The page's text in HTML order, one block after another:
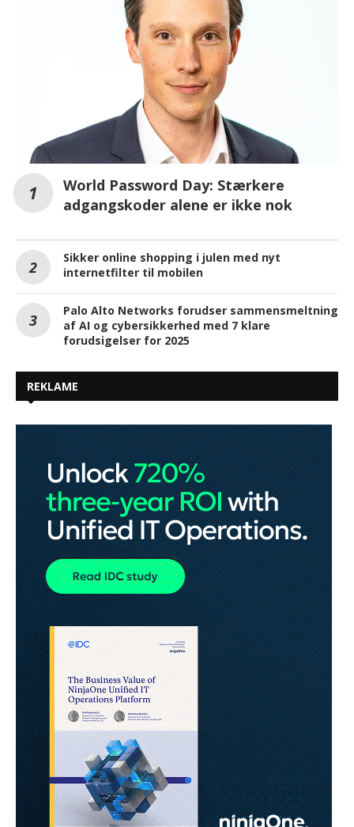
World Password Day: Stærkere
adgangskoder alene er ikke nok
Sikker online shopping i julen med nyt
internetfilter til mobilen
Palo Alto Networks forudser sammensmeltning
af AI og cybersikkerhed med 7 klare
forudsigelser for 2025
REKLAME